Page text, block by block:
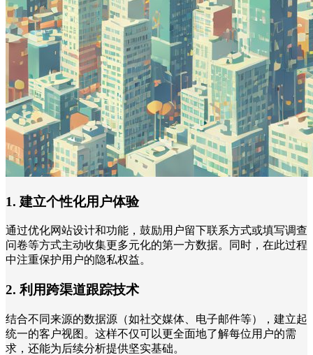
1. 建立个性化用户体验
通过优化网站设计和功能，鼓励用户留下联系方式或填写调查
问卷等方式主动收集更多元化的第一方数据。同时，在此过程
中注重保护用户的隐私权益。
2. 利用跨渠道跟踪技术
结合不同来源的数据源（如社交媒体、电子邮件等），建立起
统一的客户视图。这样不仅可以更全面地了解每位用户的需
求，还能为后续分析提供坚实基础。